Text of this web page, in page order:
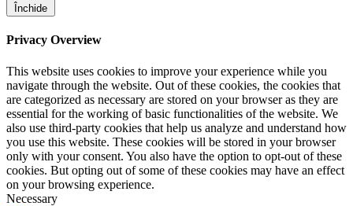
Închide
Privacy Overview
This website uses cookies to improve your experience while you
navigate through the website. Out of these cookies, the cookies that
are categorized as necessary are stored on your browser as they are
essential for the working of basic functionalities of the website. We
also use third-party cookies that help us analyze and understand how
you use this website. These cookies will be stored in your browser
only with your consent. You also have the option to opt-out of these
cookies. But opting out of some of these cookies may have an effect
on your browsing experience.
Necessary